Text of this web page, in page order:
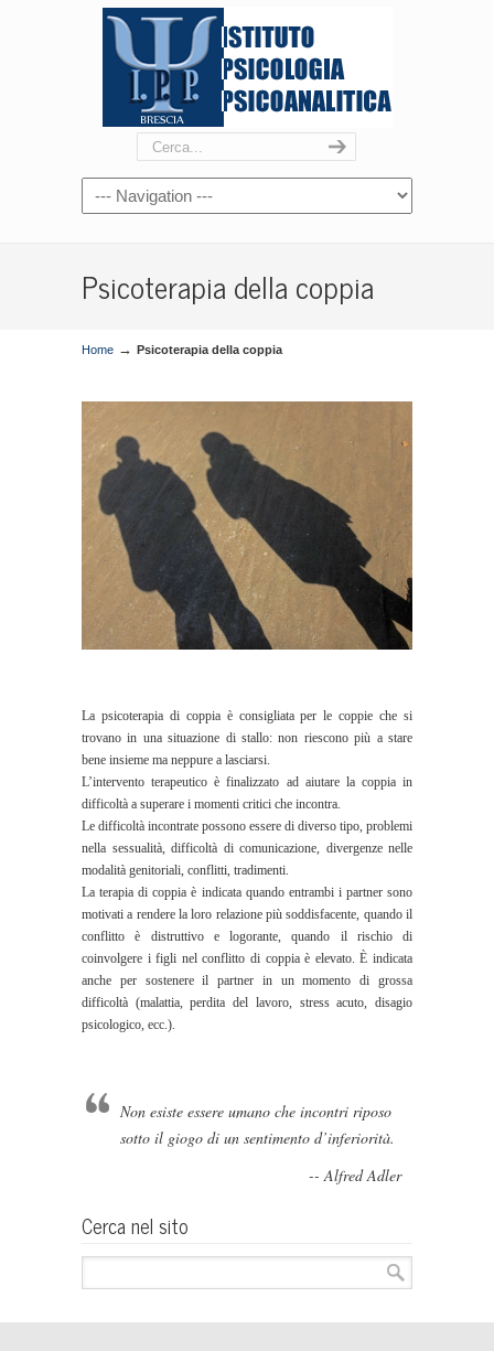
Psicoterapia della coppia
Home → Psicoterapia della coppia
La psicoterapia di coppia è consigliata per le coppie che si
trovano in una situazione di stallo: non riescono più a stare
bene insieme ma neppure a lasciarsi.
L’intervento terapeutico è finalizzato ad aiutare la coppia in
difficoltà a superare i momenti critici che incontra.
Le difficoltà incontrate possono essere di diverso tipo, problemi
nella sessualità, difficoltà di comunicazione, divergenze nelle
modalità genitoriali, conflitti, tradimenti.
La terapia di coppia è indicata quando entrambi i partner sono
motivati a rendere la loro relazione più soddisfacente, quando il
conflitto è distruttivo e logorante, quando il rischio di
coinvolgere i figli nel conflitto di coppia è elevato. È indicata
anche per sostenere il partner in un momento di grossa
difficoltà (malattia, perdita del lavoro, stress acuto, disagio
psicologico, ecc.).
Non esiste essere umano che incontri riposo
sotto il giogo di un sentimento d’inferiorità.
-- Alfred Adler
Cerca nel sito